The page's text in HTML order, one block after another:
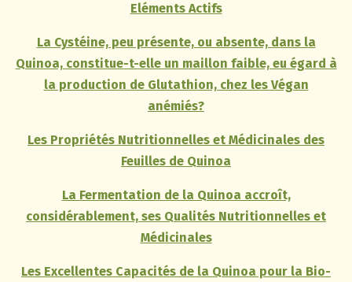
Eléments Actifs
La Cystéine, peu présente, ou absente, dans la
Quinoa, constitue-t-elle un maillon faible, eu égard à
la production de Glutathion, chez les Végan
anémiés?
Les Propriétés Nutritionnelles et Médicinales des
Feuilles de Quinoa
La Fermentation de la Quinoa accroît,
considérablement, ses Qualités Nutritionnelles et
Médicinales
Les Excellentes Capacités de la Quinoa pour la Bio-